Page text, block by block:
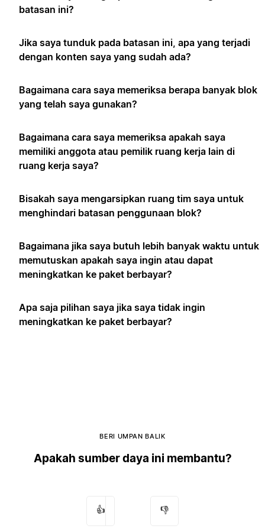
batasan ini?
Jika saya tunduk pada batasan ini, apa yang terjadi
dengan konten saya yang sudah ada?
Bagaimana cara saya memeriksa berapa banyak blok
yang telah saya gunakan?
Bagaimana cara saya memeriksa apakah saya
memiliki anggota atau pemilik ruang kerja lain di
ruang kerja saya?
Bisakah saya mengarsipkan ruang tim saya untuk
menghindari batasan penggunaan blok?
Bagaimana jika saya butuh lebih banyak waktu untuk
memutuskan apakah saya ingin atau dapat
meningkatkan ke paket berbayar?
Apa saja pilihan saya jika saya tidak ingin
meningkatkan ke paket berbayar?
BERI UMPAN BALIK
Apakah sumber daya ini membantu?
👍 👎